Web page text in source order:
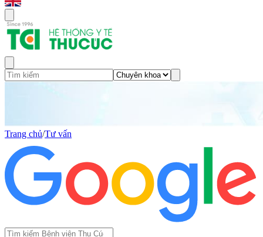
Trang chủ/Tư vấn